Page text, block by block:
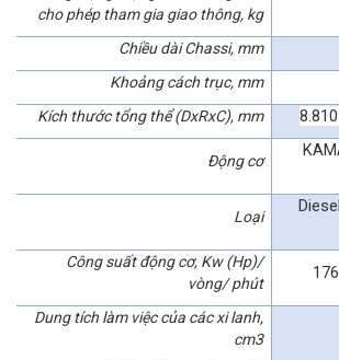
cho phép tham gia giao thông, kg
Chiều dài Chassi, mm
Khoảng cách trục, mm
Kích thước tổng thể (DxRxC), mm
Động cơ
Loại
Công suất động cơ, Kw (Hp)/
vòng/ phút
Dung tích làm việc của các xi lanh,
cm3